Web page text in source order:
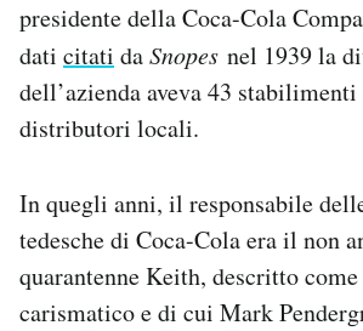
presidente della Coca-Cola
dati citati daSnopes nel 1939 la
dell’azienda aveva 43
distributori locali.
In quegli anni, il responsabile
tedesche di Coca-Cola era il non
quarantenne Keith, descritto
carismatico e di cui Mark